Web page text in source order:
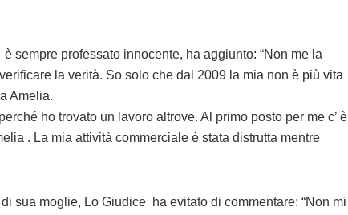
sempre professato innocente, ha aggiunto: “Non me la
la verità. So solo che dal 2009 la mia non è più vita
Amelia.
ho trovato un lavoro altrove. Al primo posto per me c’ è
. La mia attività commerciale è stata distrutta mentre
sua moglie, Lo Giudice ha evitato di commentare: “Non mi